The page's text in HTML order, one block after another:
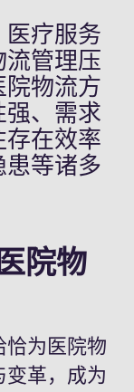
医疗服务
管理压
院物流方
、需求
存在效率
等诸多
院物
恰为医院物
变革，成为